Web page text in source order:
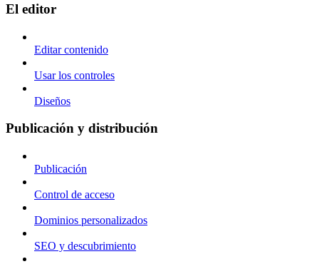
El editor
Editar contenido
Usar los controles
Diseños
Publicación y distribución
Publicación
Control de acceso
Dominios personalizados
SEO y descubrimiento